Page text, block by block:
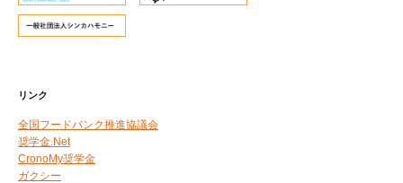
リンク
全国フードバンク推進協議会
奨学金.Net
CronoMy奨学金
ガクシー